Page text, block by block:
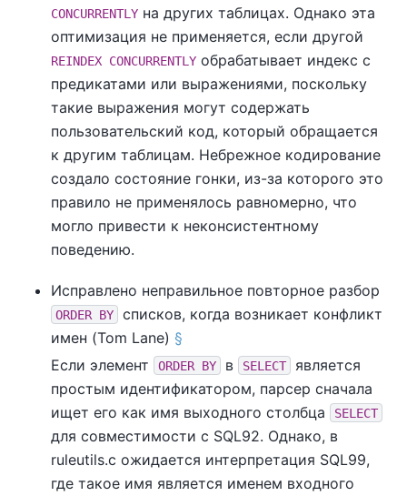
CONCURRENTLY на других таблицах. Однако эта
оптимизация не применяется, если другой
REINDEX CONCURRENTLY обрабатывает индекс с
предикатами или выражениями, поскольку
такие выражения могут содержать
пользовательский код, который обращается
к другим таблицам. Небрежное кодирование
создало состояние гонки, из-за которого это
правило не применялось равномерно, что
могло привести к неконсистентному
поведению.
Исправлено неправильное повторное разбор
ORDER BY
списков, когда возникает конфликт
имен (Tom Lane) §
Если элемент
ORDER BY в SELECT
является
простым идентификатором, парсер сначала
ищет его как имя выходного столбца
SELECT
для совместимости с SQL92. Однако, в
ruleutils.c ожидается интерпретация SQL99,
где такое имя является именем входного